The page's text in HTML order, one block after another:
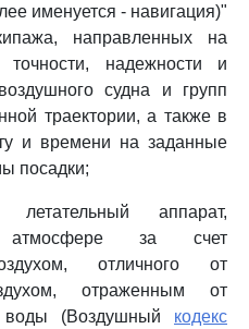
именуется - навигация)"
направленных на
точности, надежности и
судна и групп
траектории, а также в
и времени на заданные
посадки;
аппарат,
за счет
отличного от
отраженным от
воды (Воздушный кодекс